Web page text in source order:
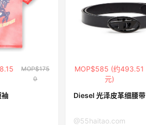
MOP$175
0
MOP$585 (约493.51
元)
Diesel 光泽皮革细腰带
@55haitao.com
Fisher
返利
返利
返利